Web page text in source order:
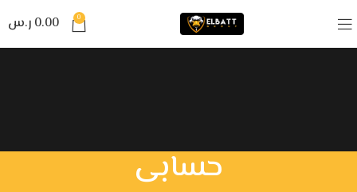
0
0.00 ر.س
حسابى